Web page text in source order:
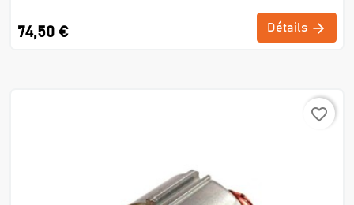
74,50 € Détails
favorite_border